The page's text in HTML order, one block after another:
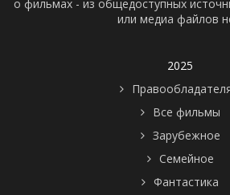
о фильмах - из общедоступных
или медиа файлов
2025
Все фильмы
Зарубежное
Семейное
Фантастика